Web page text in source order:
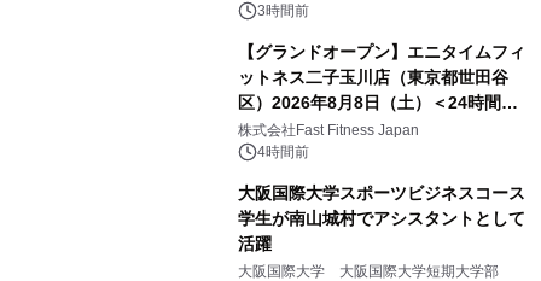
3時間前
【グランドオープン】エニタイムフィ
ットネス二子玉川店（東京都世田谷
区）2026年8月8日（土）＜24時間年
中無休のフィットネスジム＞
株式会社Fast Fitness Japan
4時間前
大阪国際大学スポーツビジネスコース
学生が南山城村でアシスタントとして
活躍
大阪国際大学 大阪国際大学短期大学部